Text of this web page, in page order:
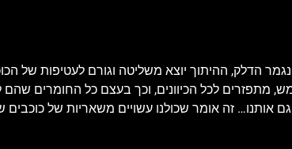
הדלק, ההיתוך יוצא משליטה וגורם לעטיפות של
מתפזרים לכל הכיוונים, וכך בעצם כל החומרים שהם
אותנו… זה אומר שכולנו עשויים משאריות של כוכבים